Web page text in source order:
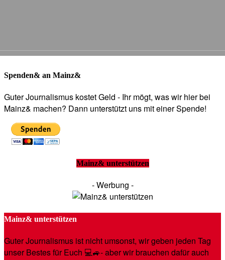
Spenden& an Mainz&
Guter Journalismus kostet Geld - Ihr mögt, was wir hier bei
Mainz& machen? Dann unterstützt uns mit einer Spende!
Mainz& unterstützen
- Werbung -
Mainz& unterstützen
Guter Journalismus ist nicht umsonst, wir geben jeden Tag
unser Bestes für Euch 💻🚙- aber wir brauchen dafür auch